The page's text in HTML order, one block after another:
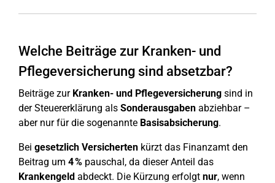
Welche Beiträge zur Kranken- und
Pflegeversicherung sind absetzbar?
Beiträge zur Kranken- und Pflegeversicherung sind in
der Steuererklärung als Sonderausgaben abziehbar –
aber nur für die sogenannte Basisabsicherung.
Bei gesetzlich Versicherten kürzt das Finanzamt den
Beitrag um 4 % pauschal, da dieser Anteil das
Krankengeld abdeckt. Die Kürzung erfolgt nur, wenn